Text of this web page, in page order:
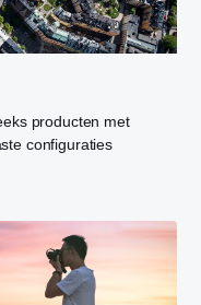
producten met
configuraties